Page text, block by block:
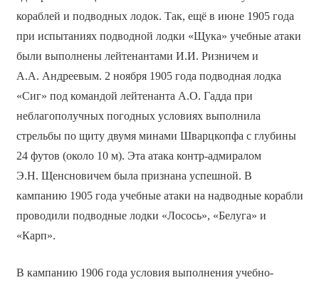
кораблей и подводных лодок. Так, ещё в июне 1905 года
при испытаниях подводной лодки «Щука» учебные атаки
были выполнены лейтенантами И.И. Ризничем и
А.А. Андреевым. 2 ноября 1905 года подводная лодка
«Сиг» под командой лейтенанта А.О. Гадда при
неблагополучных погодных условиях выполнила
стрельбы по щиту двумя минами Шварцкопфа с глубины
24 футов (около 10 м). Эта атака контр-адмиралом
Э.Н. Щенсновичем была признана успешной. В
кампанию 1905 года учебные атаки на надводные корабли
проводили подводные лодки «Лосось», «Белуга» и
«Карп».
В кампанию 1906 года условия выполнения учебно-